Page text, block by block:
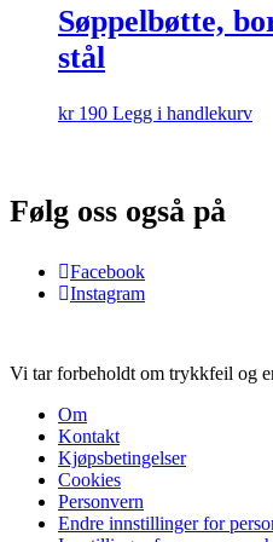
Søppelbøtte,
stål
kr190 Legg i handlekurv
Følg oss også på
Facebook
Instagram
Vi tar forbeholdt om trykkfeil og
Om
Kontakt
Kjøpsbetingelser
Cookies
Personvern
Endre innstillinger for